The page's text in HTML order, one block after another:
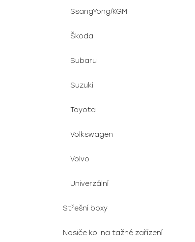
SsangYong/KGM
Škoda
Subaru
Suzuki
Toyota
Volkswagen
Volvo
Univerzální
Střešní boxy
Nosiče kol na tažné zařízení